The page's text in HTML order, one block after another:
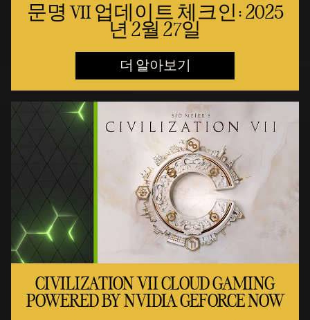
문명 VII 업데이트 체크인: 2025
년 2월 27일
더 알아보기
CIVILIZATION VII CLOUD GAMING
POWERED BY NVIDIA GEFORCE NOW